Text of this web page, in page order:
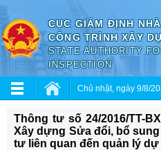
CỤC GIÁM ĐỊNH
CÔNG TRÌNH XÂY
STATE AUTHORITY
INSPECTION
Chủ nhật, ngày 9/8/
Thông tư số 24/2016/TT-
Xây dựng Sửa đổi, bổ
tư liên quan đến quản lý